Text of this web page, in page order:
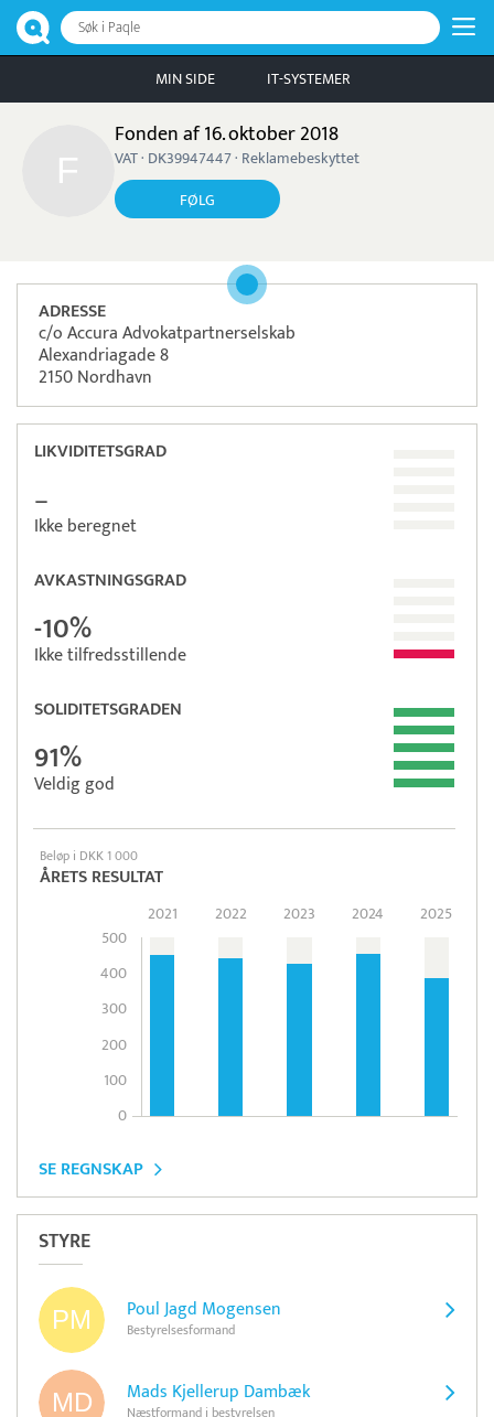
Søk i Paqle
MIN SIDE IT-SYSTEMER
Fonden af 16. oktober 2018
VAT · DK39947447 · Reklamebeskyttet
FØLG
ADRESSE
c/o Accura Advokatpartnerselskab
Alexandriagade 8
2150 Nordhavn
LIKVIDITETSGRAD
–
Ikke beregnet
AVKASTNINGSGRAD
-10%
Ikke tilfredsstillende
SOLIDITETSGRADEN
91%
Veldig god
Beløp i DKK 1 000
ÅRETS RESULTAT
500
400
300
200
100
0
2021 2022 2023 2024 2025
SE REGNSKAP
STYRE
Poul Jagd Mogensen
Bestyrelsesformand
Mads Kjellerup Dambæk